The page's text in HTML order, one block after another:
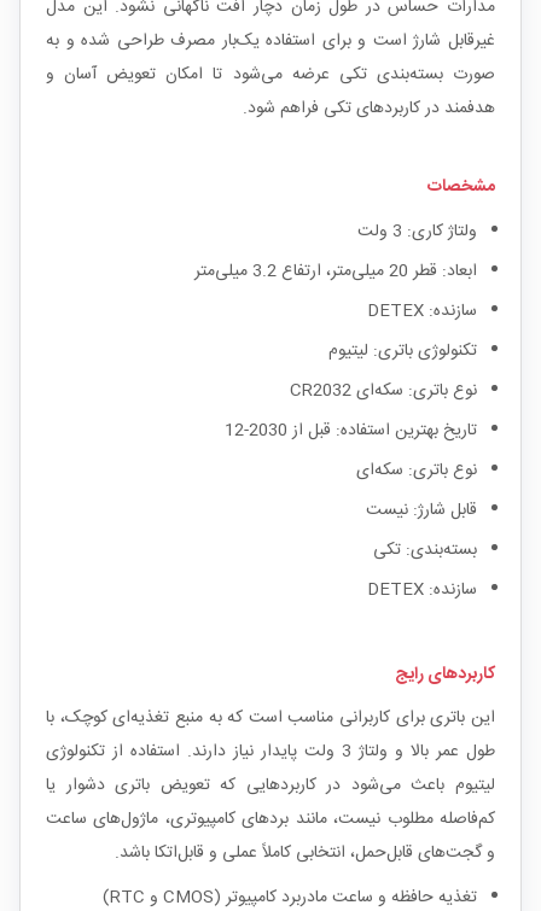
مدارات حساس در طول زمان دچار افت ناگهانی نشود. این مدل
غیرقابل شارژ است و برای استفاده یک‌بار مصرف طراحی شده و به
صورت بسته‌بندی تکی عرضه می‌شود تا امکان تعویض آسان و
هدفمند در کاربردهای تکی فراهم شود.
مشخصات
ولتاژ کاری: 3 ولت
ابعاد: قطر 20 میلی‌متر، ارتفاع 3.2 میلی‌متر
سازنده: DETEX
تکنولوژی باتری: لیتیوم
نوع باتری: سکه‌ای CR2032
تاریخ بهترین استفاده: قبل از 2030-12
نوع باتری: سکه‌ای
قابل شارژ: نیست
بسته‌بندی: تکی
سازنده: DETEX
کاربردهای رایج
این باتری برای کاربرانی مناسب است که به منبع تغذیه‌ای کوچک، با
طول عمر بالا و ولتاژ 3 ولت پایدار نیاز دارند. استفاده از تکنولوژی
لیتیوم باعث می‌شود در کاربردهایی که تعویض باتری دشوار یا
کم‌فاصله مطلوب نیست، مانند بردهای کامپیوتری، ماژول‌های ساعت
و گجت‌های قابل‌حمل، انتخابی کاملاً عملی و قابل‌اتکا باشد.
تغذیه حافظه و ساعت مادربرد کامپیوتر (CMOS و RTC)